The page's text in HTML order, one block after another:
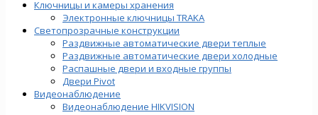
Ключницы и камеры хранения
Электронные ключницы TRAKA
Светопрозрачные конструкции
Раздвижные автоматические двери теплые
Раздвижные автоматические двери холодные
Распашные двери и входные группы
Двери Pivot
Видеонаблюдение
Видеонаблюдение HIKVISION